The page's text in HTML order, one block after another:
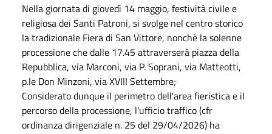
Nella giornata di giovedì 14 maggio, festività civile e
religiosa dei Santi Patroni, si svolge nel centro storico
la tradizionale Fiera di San Vittore, nonchè la solenne
processione che dalle 17.45 attraverserà piazza della
Repubblica, via Marconi, via P. Soprani, via Matteotti,
p.le Don Minzoni, via XVIII Settembre;
Considerato dunque il perimetro dell'area fieristica e il
percorso della processione, l'ufficio traffico (cfr
ordinanza dirigenziale n. 25 del 29/04/2026) ha